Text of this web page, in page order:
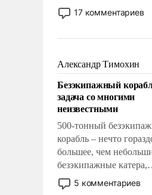
принадлежит, а кого из
исключили с правом
чем она отличается от
образованных людей.
казалось, что эти
решены раз и навсегда,
нет, не решены.
17 комментариев
Александр Тимохин
Безэкипажный
задача со многими
неизвестными
500-тонный
корабль – нечто
большее, чем
безэкипажные катера,
применение которых
стало обыденностью.
5 комментариев